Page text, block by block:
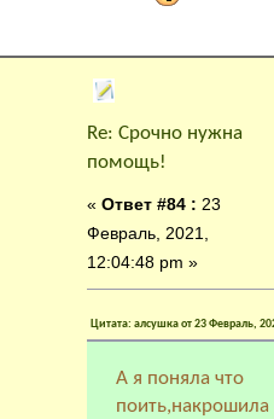
Re: Срочно нужна
помощь!
« Ответ #84 : 23
Февраль, 2021,
12:04:48 pm »
Цитата: алсушка от 23 Февраль,
А я поняла что
поить,накрошила